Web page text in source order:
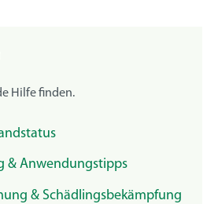
Hilfe finden.
& Anwendungstipps
& Schädlingsbekämpfung